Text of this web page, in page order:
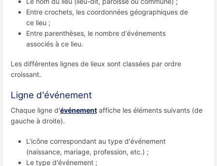
Entre crochets, les coordonnées géographiques de
ce lieu ;
Entre parenthèses, le nombre d'événements
associés à ce lieu.
Les différentes lignes de lieux sont classées par ordre
croissant.
Ligne d'événement
Chaque ligne d'événement affiche les éléments suivants (de
gauche à droite).
L'icône correspondant au type d'événement
(naissance, mariage, profession, etc.) ;
Le type d'événement ;